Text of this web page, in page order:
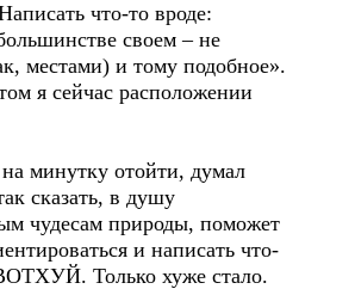
что-то вроде:
своем – не
местами) и тому подобное».
я сейчас расположении
минутку отойти, думал
сказать, в душу
чудесам природы, поможет
и написать что-
Только хуже стало.